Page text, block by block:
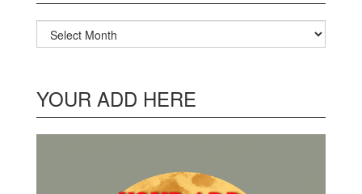
Archives
YOUR ADD HERE